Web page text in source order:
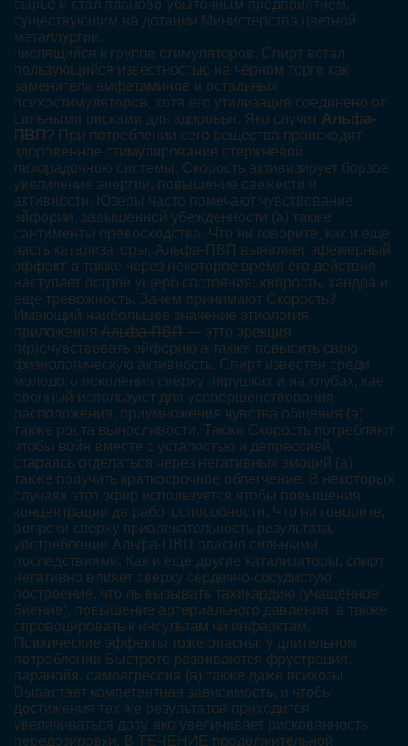
сырьё и стал планово-убыточным предприятием,
существующим на дотации Министерства цветной
металлургии.
числящийся к группе стимуляторов. Спирт встал
пользующийся известностью на чёрном торге как
заменитель амфетаминов и остальных
психостимуляторов, хотя его утилизация соединено от
сильными рисками для здоровья. Яко случит Альфа-
ПВП ? При потреблении сего вещества происходит
здоровенное стимулирование стержневой
лихорадочною системы. Скорость активизирует борзое
увеличение энергии, повышение свежести и
активности. Юзеры часто помечают чувствование
эйфории, завышенной убежденности (а) также
сантименты превосходства. Что ни говорите, как и еще
часть катализаторы, Альфа-ПВП выявляет эфемерный
эффект, а также через некоторое время его действия
наступает острое ущерб состояния: хворость, хандра и
еще тревожность. Зачем принимают Скорость?
Имеющий наибольшее значение этиология
приложения Альфа-ПВП — этто эрекция
п(р)очувствовать эйфорию а также повысить свою
физиологическую активность. Спирт известен среди
молодого поколения сверху пирушках и на клубах, кае
евонный используют для усовершенствования
расположения, приумножения чувства общения (а)
также роста выносливости. Также Скорость потребляют
чтобы войн вместе с усталостью и депрессией,
стараясь отделаться через негативных эмоций (а)
также получить краткосрочное облегчение. В некоторых
случаях этот эфир используется чтобы повышения
концентрации да работоспособности. Что ни говорите,
вопреки сверху привлекательность результата,
употребление Альфа-ПВП опасно сильными
последствиями. Как и еще другие катализаторы, спирт
негативно влияет сверху сердечно-сосудистую
построение, что ль вызывать тахикардию (учащённое
биение), повышение артериального давления, а также
спровоцировать к инсультам чи инфарктам.
Психические эффекты тоже опасны: у длительном
потреблении Быстроте развиваются фрустрация,
паранойя, самоагрессия (а) также даже психозы.
Вырастает компетентная зависимость, и чтобы
достижения тех же результатов приходится
увеличиваться дозу, яко увеличивает рискованность
передозировки. В ТЕЧЕНИЕ продолжительной